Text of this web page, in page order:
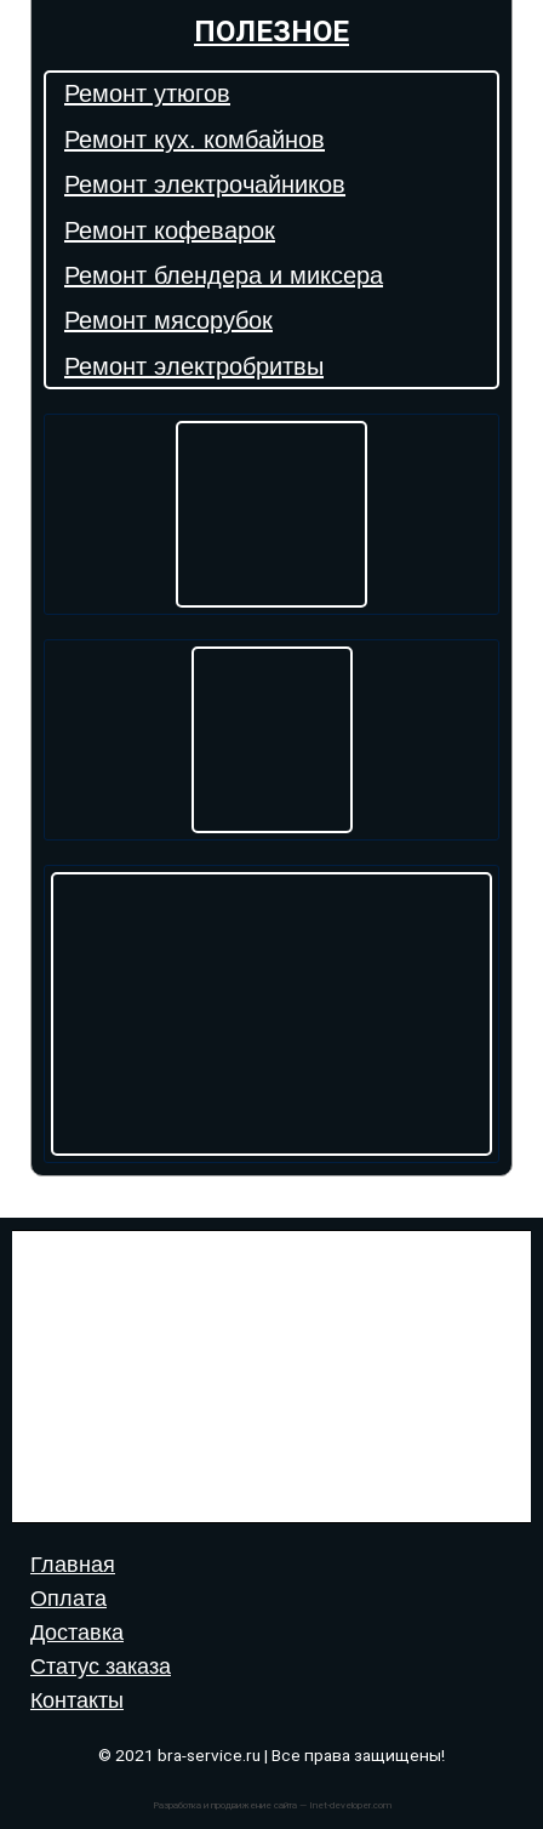
ПОЛЕЗНОЕ
Ремонт утюгов
Ремонт кух. комбайнов
Ремонт электрочайников
Ремонт кофеварок
Ремонт блендера и миксера
Ремонт мясорубок
Ремонт электробритвы
Главная
Оплата
Доставка
Статус заказа
Контакты
© 2021 bra-service.ru | Все права защищены!
Разработка и продвижение сайта — Inet-developer.com